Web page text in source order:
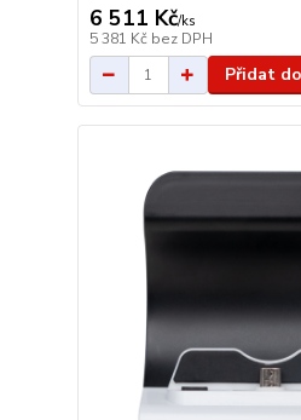
6 511 Kč/ks
5 381 Kč bez DPH
Přidat